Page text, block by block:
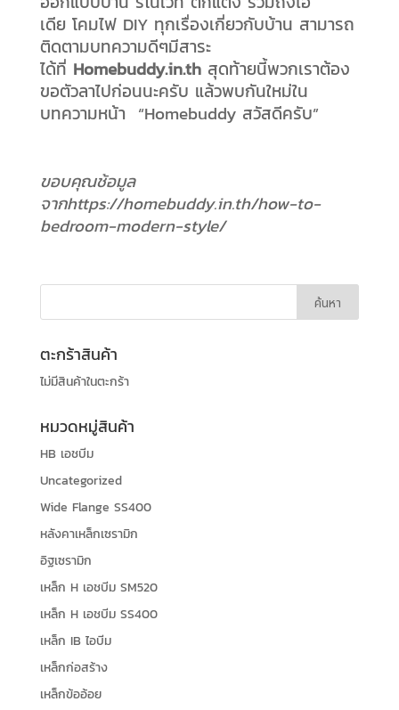
เดีย โคมไฟ DIY ทุกเรื่องเกี่ยวกับบ้าน สามารถ
ติดตามบทความดีๆมีสาระ
ได้ที่ Homebuddy.in.thสุดท้ายนี้พวกเราต้อง
ขอตัวลาไปก่อนนะครับ แล้วพบกันใหม่ใน
บทความหน้า “Homebuddy สวัสดีครับ”
ขอบคุณช้อมูล
จากhttps://homebuddy.in.th/how-to-
bedroom-modern-style/
ตะกร้าสินค้า
ไม่มีสินค้าในตะกร้า
หมวดหมู่สินค้า
HB เอชบีม
Uncategorized
Wide Flange SS400
หลังคาเหล็กเซรามิก
อิฐเซรามิก
เหล็ก H เอชบีม SM520
เหล็ก H เอชบีม SS400
เหล็ก IB ไอบีม
เหล็กก่อสร้าง
เหล็กข้ออ้อย